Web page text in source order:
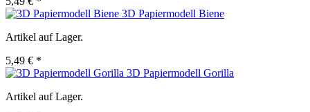
3D Papiermodell Biene
Artikel auf Lager.
5,49 € *
3D Papiermodell Gorilla
Artikel auf Lager.